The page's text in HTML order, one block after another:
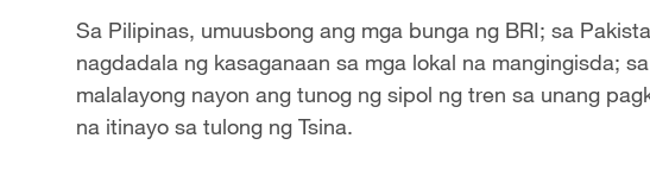
Sa Pilipinas, umuusbong ang mga bunga ng BRI; sa
nagdadala ng kasaganaan sa mga lokal na mangingisda;
malalayong nayon ang tunog ng sipol ng tren sa unang
na itinayo sa tulong ng Tsina.